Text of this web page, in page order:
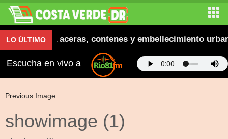
LO ÚLTIMO
inaugura aceras, contenes y embellecimiento
Escucha en vivo a
Previous Image
showimage (1)